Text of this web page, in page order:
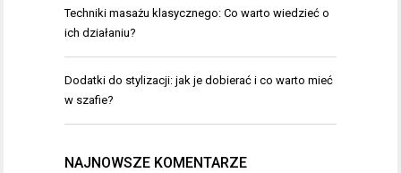
Techniki masażu klasycznego: Co warto wiedzieć o
ich działaniu?
Dodatki do stylizacji: jak je dobierać i co warto mieć
w szafie?
NAJNOWSZE KOMENTARZE